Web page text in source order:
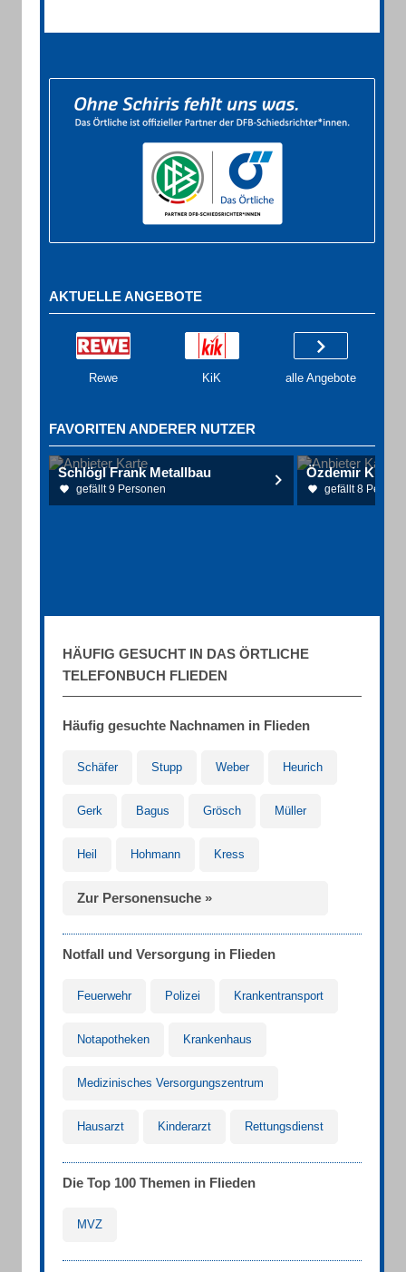
AKTUELLE ANGEBOTE
Rewe KiK alle Angebote
FAVORITEN ANDERER NUTZER
Schlögl Frank Metallbau
gefällt 9 Personen
Özdemir Kurt
gefällt 8
HÄUFIG GESUCHT IN DAS ÖRTLICHE
TELEFONBUCH FLIEDEN
Häufig gesuchte Nachnamen in Flieden
Schäfer Stupp Weber Heurich
Gerk Bagus Grösch Müller
Heil Hohmann Kress
Zur Personensuche »
Notfall und Versorgung in Flieden
Feuerwehr Polizei Krankentransport
Notapotheken Krankenhaus
Medizinisches Versorgungszentrum
Hausarzt Kinderarzt Rettungsdienst
Die Top 100 Themen in Flieden
MVZ